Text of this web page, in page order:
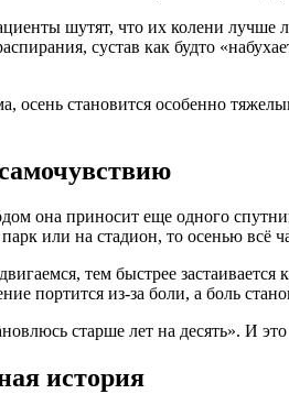
шутят, что их колени лучше
сустав как будто
осень становится особенно
она приносит еще одного
или на стадион, то осенью всё
тем быстрее застаивается
портится из-за боли, а боль
старше лет на десять». И
история